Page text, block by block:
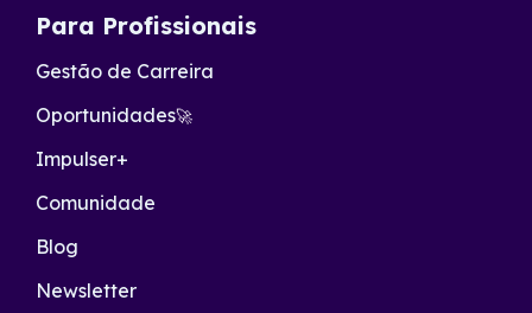
Para Profissionais
Gestão de Carreira
Oportunidades🚀
Impulser+
Comunidade
Blog
Newsletter